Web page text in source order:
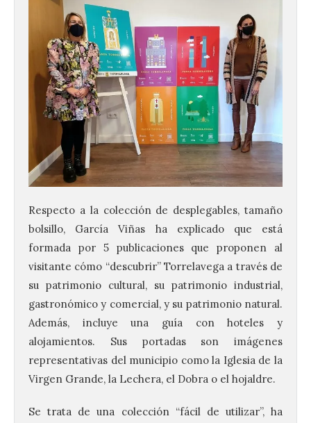
Respecto a la colección de desplegables, tamaño
bolsillo, García Viñas ha explicado que está
formada por 5 publicaciones que proponen al
visitante cómo “descubrir” Torrelavega a través de
su patrimonio cultural, su patrimonio industrial,
gastronómico y comercial, y su patrimonio natural.
Además, incluye una guía con hoteles y
alojamientos. Sus portadas son imágenes
representativas del municipio como la Iglesia de la
Virgen Grande, la Lechera, el Dobra o el hojaldre.
Se trata de una colección “fácil de utilizar”, ha